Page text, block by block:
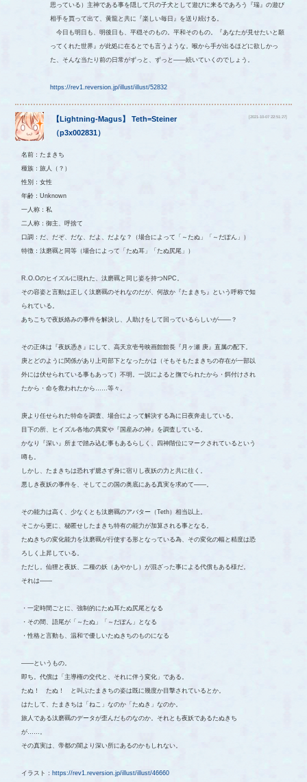
思っている）主神である事を隠して只の子犬として遊びに来るであろう『瑞』の遊び
相手を買って出て、黄龍と共に『楽しい毎日』を送り続ける。
今日も明日も、明後日も、平穏そのもの。平和そのもの。『あなたが見せたいと願
ってくれた世界』が此処に在るとでも言うような。喉から手が出るほどに欲しかっ
た、そんな当たり前の日常がずっと、ずっと――続いていくのでしょう。
https://rev1.reversion.jp/illust/illust/52832
【 Lightning-Magus】Teth=Steiner
（p3x002831）
[2021-10-07 22:51:27]
名前：たまきち
種族：旅人（？）
性別：女性
年齢：Unknown
一人称：私
二人称：御主、呼捨て
口調：だ、だぞ、だな、だよ、だよな？（場合によって「～たぬ」「～だぽん」）
特徴：汰磨羈と同等（場合によって「たぬ耳」「たぬ尻尾」）
R.O.Oのヒイズルに現れた、汰磨羈と同じ姿を持つNPC。
その容姿と言動は正しく汰磨羈のそれなのだが、何故か『たまきち』という呼称で知
られている。
あちこちで夜妖絡みの事件を解決し、人助けをして回っているらしいが――？
その正体は『夜妖憑き』にして、高天京壱号映画館館長『月ヶ瀬 庚』直属の配下。
庚とどのように関係があり上司部下となったかは（そもそもたまきちの存在が一部以
外には伏せられている事もあって）不明。一説によると撫でられたから・餌付けされ
たから・命を救われたから……等々。
庚より任せられた特命を調査、場合によって解決する為に日夜奔走している。
目下の所、ヒイズル各地の異変や『国産みの神』を調査している。
かなり『深い』所まで踏み込む事もあるらしく、四神階位にマークされているという
噂も。
しかし、たまきちは恐れず臆さず身に宿りし夜妖の力と共に往く。
悪しき夜妖の事件を、そしてこの国の奥底にある真実を求めて――。
その能力は高く、少なくとも汰磨羈のアバター（Teth）相当以上。
そこから更に、秘匿せしたまきち特有の能力が加算される事となる。
たぬきちの変化能力を汰磨羈が行使する形となっている為、その変化の幅と精度は恐
ろしく上昇している。
ただし。仙狸と夜妖、二種の妖（あやかし）が混ざった事による代償もある様だ。
それは――
・一定時間ごとに、強制的にたぬ耳たぬ尻尾となる
・その間、語尾が「～たぬ」「～だぽん」となる
・性格と言動も、温和で優しいたぬきちのものになる
――というもの。
即ち。代償は「主導権の交代と、それに伴う変化」である。
たぬ！ たぬ！ と叫ぶたまきちの姿は既に幾度か目撃されているとか。
はたして、たまきちは「ねこ」なのか「たぬき」なのか。
旅人である汰磨羈のデータが歪んだものなのか。それとも夜妖であるたぬきち
が……。
その真実は、帝都の闇より深い所にあるのかもしれない。
イラスト： https://rev1.reversion.jp/illust/illust/46660